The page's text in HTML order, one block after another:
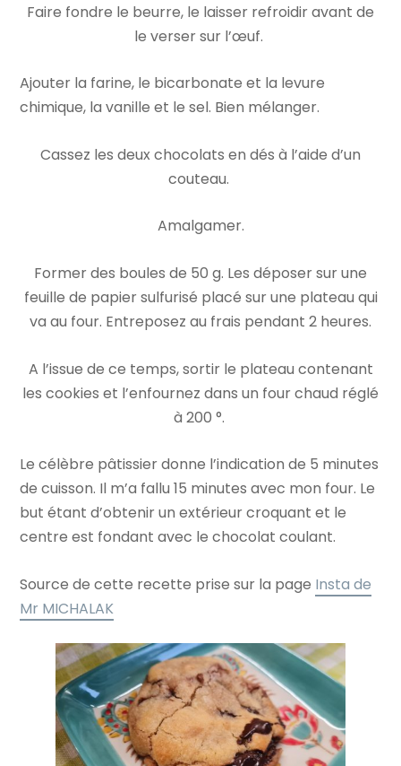
Faire fondre le beurre, le laisser refroidir avant de
le verser sur l’œuf.
Ajouter la farine, le bicarbonate et la levure
chimique, la vanille et le sel. Bien mélanger.
Cassez les deux chocolats en dés à l’aide d’un
couteau.
Amalgamer.
Former des boules de 50 g. Les déposer sur une
feuille de papier sulfurisé placé sur une plateau qui
va au four. Entreposez au frais pendant 2 heures.
A l’issue de ce temps, sortir le plateau contenant
les cookies et l’enfournez dans un four chaud réglé
à 200 °.
Le célèbre pâtissier donne l’indication de 5 minutes
de cuisson. Il m’a fallu 15 minutes avec mon four. Le
but étant d’obtenir un extérieur croquant et le
centre est fondant avec le chocolat coulant.
Source de cette recette prise sur la page Insta de
Mr MICHALAK